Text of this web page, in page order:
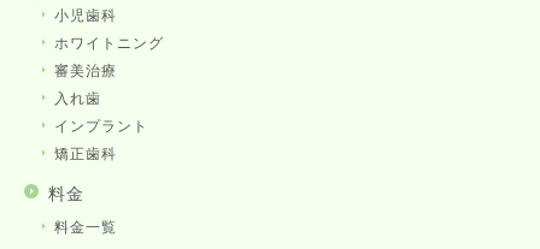
小児歯科
ホワイトニング
審美治療
入れ歯
インプラント
矯正歯科
料金
料金一覧